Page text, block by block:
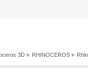
3D» RHINOCEROS»